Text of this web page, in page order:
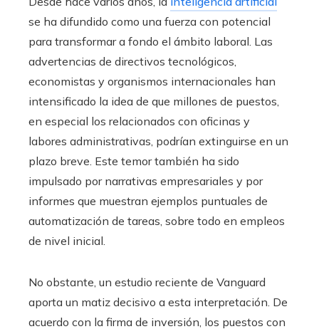
se ha difundido como una fuerza con potencial
para transformar a fondo el ámbito laboral. Las
advertencias de directivos tecnológicos,
economistas y organismos internacionales han
intensificado la idea de que millones de puestos,
en especial los relacionados con oficinas y
labores administrativas, podrían extinguirse en un
plazo breve. Este temor también ha sido
impulsado por narrativas empresariales y por
informes que muestran ejemplos puntuales de
automatización de tareas, sobre todo en empleos
de nivel inicial.
No obstante, un estudio reciente de Vanguard
aporta un matiz decisivo a esta interpretación. De
acuerdo con la firma de inversión, los puestos con